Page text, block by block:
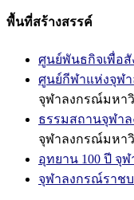
พื้นที่สร้างสรรค์
ศูนย์พันธกิจเพื่อสั
ศูนย์กีฬาแห่งจุฬ
จุฬาลงกรณ์มหา
ธรรมสถานจุฬา
จุฬาลงกรณ์มหา
อุทยาน 100 ปี จุฬ
จุฬาลงกรณ์ราช